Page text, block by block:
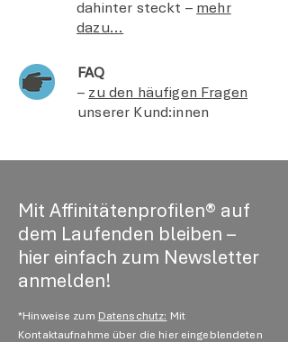
dahinter steckt – mehr
dazu...
FAQ
– zu den häufigen Fragen
unserer Kund:innen
Mit Affinitätenprofilen® auf
dem Laufenden bleiben –
hier einfach zum Newsletter
anmelden!
*Hinweise zum Datenschutz: Mit
Kontaktaufnahme über die hier eingeblendeten